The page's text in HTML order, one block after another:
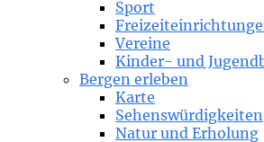
Sport
Vereine
Kinder- und
Bergen erleben
Karte
Sehenswürdigkeiten
Natur und Erholung